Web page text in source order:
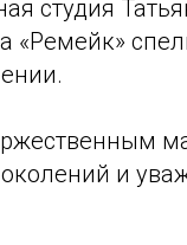
студия
«Ремейк»
и